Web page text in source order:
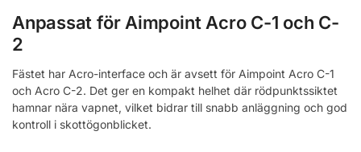
Anpassat för Aimpoint Acro C-1 och C-
2
Fästet har Acro-interface och är avsett för Aimpoint Acro C-1
och Acro C-2. Det ger en kompakt helhet där rödpunktssiktet
hamnar nära vapnet, vilket bidrar till snabb anläggning och god
kontroll i skottögonblicket.